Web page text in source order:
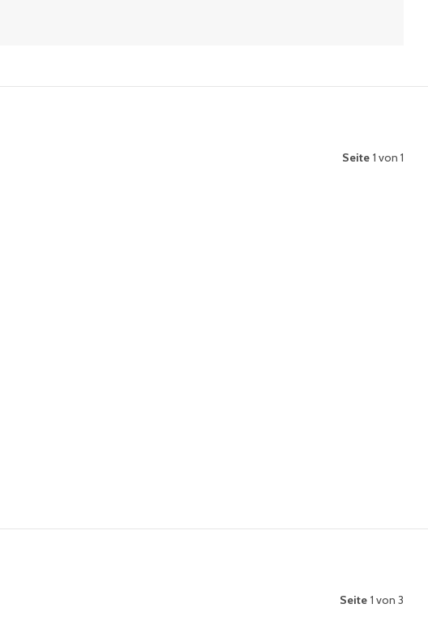
Seite 1 von 1
Seite 1 von 3